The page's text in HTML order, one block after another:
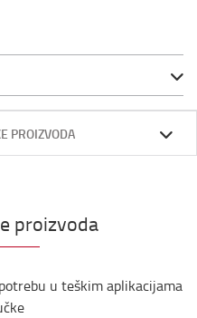
PROIZVODA
proizvoda
u teškim aplikacijama